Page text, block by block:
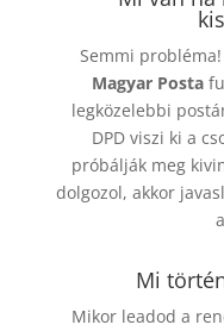
Semmi
Magyar Posta
legközelebbi
DPD viszi ki a
próbálják meg
dolgozol, akkor
Mi
Mikor leadod a